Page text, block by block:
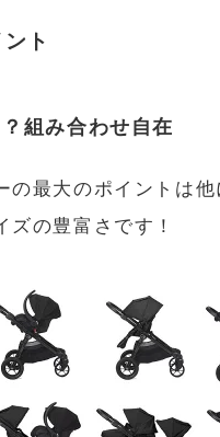
ト
組み合わせ自在
の最大のポイントは他
ズの豊富さです！